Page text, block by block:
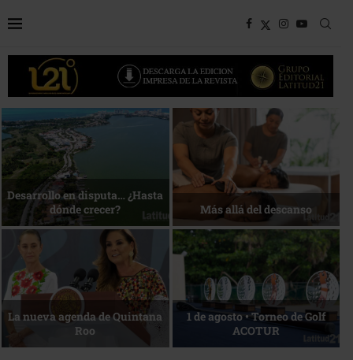
Bottega, un viaje servido a la
mesa
Energía que Impulsa la
competitividad
Reconocimiento de viajeros La esencia del servicio